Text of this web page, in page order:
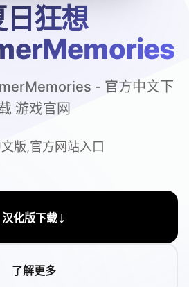
日狂想
- 官方中文下
游戏官网
版,官方网站入口
汉化版下载↓
了解更多